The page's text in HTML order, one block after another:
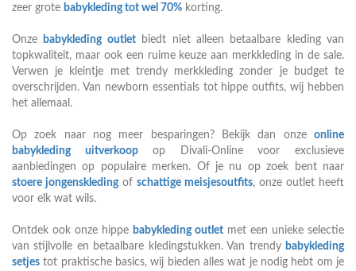
zeer grote babykleding tot wel 70% korting.
Onze babykleding outletbiedt niet alleen betaalbare kleding van
topkwaliteit, maar ook een ruime keuze aan merkkleding in de sale.
Verwen je kleintje met trendy merkkleding zonder je budget te
overschrijden. Van newborn essentials tot hippe outfits, wij hebben
het allemaal.
Op zoek naar nog meer besparingen? Bekijk dan onze online
babykleding uitverkoopop Divali-Online voor exclusieve
aanbiedingen op populaire merken. Of je nu op zoek bent naar
stoere jongenskledingof schattige meisjesoutfits, onze outlet heeft
voor elk wat wils.
Ontdek ook onze hippe babykleding outlet met een unieke selectie
van stijlvolle en betaalbare kledingstukken. Van trendy babykleding
setjes tot praktische basics, wij bieden alles wat je nodig hebt om je